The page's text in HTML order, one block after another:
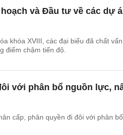
và Đầu tư về các dự
khóa XVIII, các đại biểu đã chất vấn
điểm chậm tiến độ.
với phân bổ nguồn lực,
cấp, phân quyền đi đôi với phân bổ